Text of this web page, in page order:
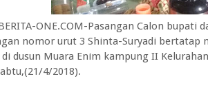
ONE.COM-Pasangan Calon
nomor urut 3 Shinta-Suryadi bertatap
dusun Muara Enim kampung II
4/2018).